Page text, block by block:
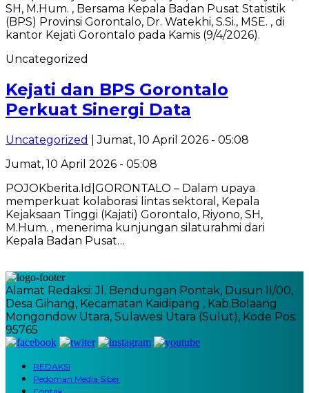
Uncategorized
Kejati dan BPS Gorontalo
Perkuat Sinergi Data
Uncategorized
| Jumat, 10 April 2026 - 05:08
Jumat, 10 April 2026 - 05:08
POJOKberita.Id|GORONTALO – Dalam upaya
memperkuat kolaborasi lintas sektoral, Kepala
Kejaksaan Tinggi (Kajati) Gorontalo, Riyono, SH,
M.Hum. , menerima kunjungan silaturahmi dari
Kepala Badan Pusat…
Alamat Redaksi: Jl. Bendungan Pontak, Dusun II/00,
Desa Gihang, Kecamatan Kaidipang , Kab.Bolaang
Mongondow Utara, Sulawesi Utara (Sulut), Kode Pos:
95765
REDAKSI
Pedoman Media Siber